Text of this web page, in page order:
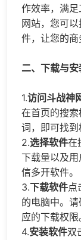
作效率，满
网站，您可
件，让您的商
二、下载与
1.访问斗战神
在首页的搜索
词，即可找到
2.选择软件在
下载量以及
信多开软件。
3.下载软件点
的电脑中。
应的下载权限
4.安装软件双